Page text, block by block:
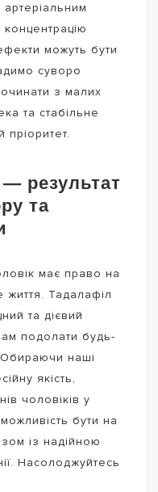
можуть бути
суворо
з малих
та стабільне
результат
та
має право на
життя. Тадалафіл
та дієвий
подолати будь-
Обираючи наші
якість,
чоловіків у
бути на
із надійною
Насолоджуйтесь